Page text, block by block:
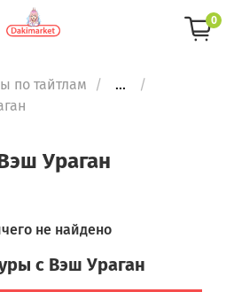
0
по тайтлам
...
Ураган
не найдено
с Вэш Ураган